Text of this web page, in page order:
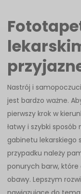
Nastrój i
jest bardzo ważne.
pierwszy krok w
łatwy i szybki
gabinetu lekarskiego
przypadku należy
ponurych barw,
obawy. Lepszym